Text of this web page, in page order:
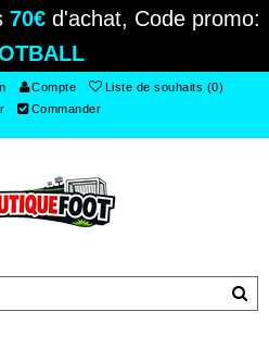
70€d'achat, Code promo:
Compte
Liste de souhaits (0)
Commander